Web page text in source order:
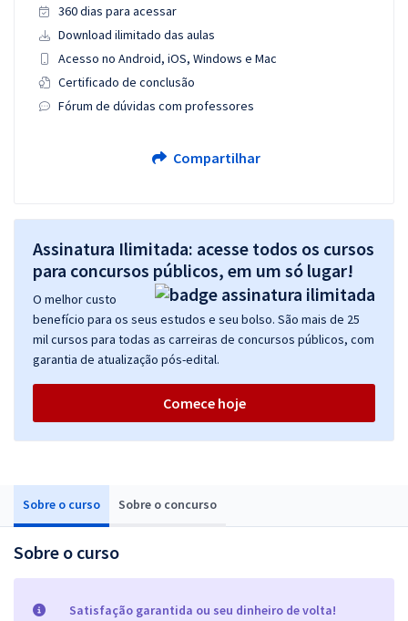
Sobre o curso Sobre o concurso
Sobre o curso
Satisfação garantida ou seu dinheiro de volta!
360 dias para acessar
Download ilimitado das aulas
Acesso no Android, iOS, Windows e Mac
Certificado de conclusão
Fórum de dúvidas com professores
Compartilhar
Assinatura Ilimitada: acesse todos os cursos
para concursos públicos, em um só lugar!
O melhor custo
benefício para os seus estudos e seu bolso. São mais de 25
mil cursos para todas as carreiras de concursos públicos, com
garantia de atualização pós-edital.
Comece hoje